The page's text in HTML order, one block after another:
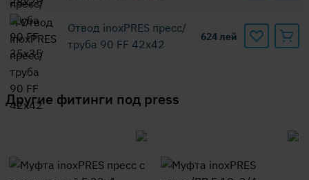
Отвод inoxPRES пресс/
труба 90 FF 42x42
624лей
Другие фитинги под press